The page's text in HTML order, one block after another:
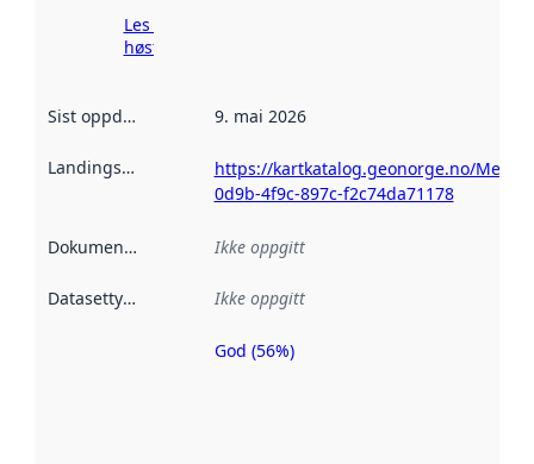
Les mer om
høsting her
Sist oppdatert 9. mai 2026
Landingsside
https://kartkatalog.geonorge.no/
0d9b-4f9c-897c-f2c74da71178
Dokumentasjon Ikke oppgitt
Datasettype Ikke oppgitt
Metadatakvalitet
God (56%)